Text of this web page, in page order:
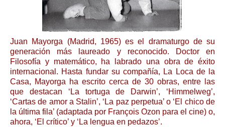
Juan Mayorga (Madrid, 1965) es el dramaturgo de su
generación más laureado y reconocido. Doctor en
Filosofía y matemático, ha labrado una obra de éxito
internacional. Hasta fundar su compañía, La Loca de la
Casa, Mayorga ha escrito cerca de 30 obras, entre las
que destacan ‘La tortuga de Darwin’, ‘Himmelweg’,
‘Cartas de amor a Stalin’, ‘La paz perpetua’ o ‘El chico de
la última fila’ (adaptada por François Ozon para el cine) o,
ahora, ‘El crítico’ y ‘La lengua en pedazos’.